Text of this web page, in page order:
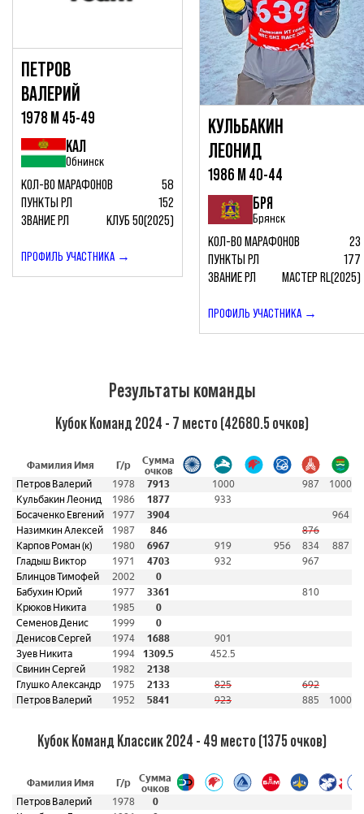
ПЕТРОВ
ВАЛЕРИЙ
1978 М 45-49
КАЛ
Обнинск
КОЛ-ВО МАРАФОНОВ
58
ПУНКТЫ РЛ
152
ЗВАНИЕ РЛ
КЛУБ 50(2025)
ПРОФИЛЬ УЧАСТНИКА →
КУЛЬБАКИН
ЛЕОНИД
1986 М 40-44
БРЯ
Брянск
КОЛ-ВО МАРАФОНОВ
23
ПУНКТЫ РЛ
177
ЗВАНИЕ РЛ
МАСТЕР RL(2025)
ПРОФИЛЬ УЧАСТНИКА →
Результаты команды
Кубок Команд 2024 - 7 место (42680.5 очков)
Фамилия Имя Г/р
Сумма
очков
Петров Валерий
1978 7913 1000 987
1000
Кульбакин Леонид
1986 1877
933
Босаченко Евгений
1977 3904
964
Назимкин Алексей
1987 846
876
Карпов Роман (к)
1980 6967 919 956 834
887
Гладыш Виктор
1971 4703 932
967
Блинцов Тимофей
2002
0
Бабухин Юрий
1977 3361
810
Крюков Никита
1985
0
Семенов Денис
1999
0
Денисов Сергей
1974 1688
901
Зуев Никита
1994 1309.5
452.5
Свинин Сергей
1982 2138
Глушко Александр
1975 2133 825
692
Петров Валерий
1952 5841 923 885 1000
Кубок Команд Классик 2024 - 49 место (1375 очков)
Фамилия Имя Г/р
Сумма
очков
Петров Валерий
1978
0